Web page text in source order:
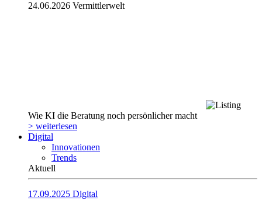
24.06.2026 Vermittlerwelt
Wie KI die Beratung noch persönlicher macht
> weiterlesen
Digital
Innovationen
Trends
Aktuell
17.09.2025 Digital